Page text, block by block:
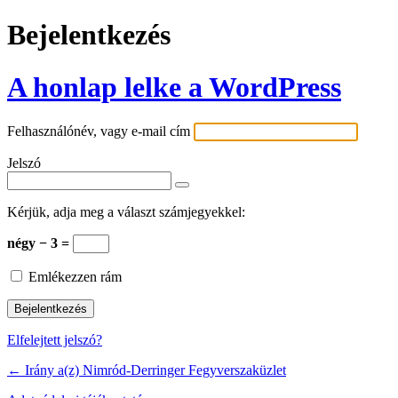
Bejelentkezés
A honlap lelke a WordPress
Felhasználónév, vagy e-mail cím
Jelszó
Kérjük, adja meg a választ számjegyekkel:
négy − 3 =
Emlékezzen rám
Elfelejtett jelszó?
← Irány a(z) Nimród-Derringer Fegyverszaküzlet